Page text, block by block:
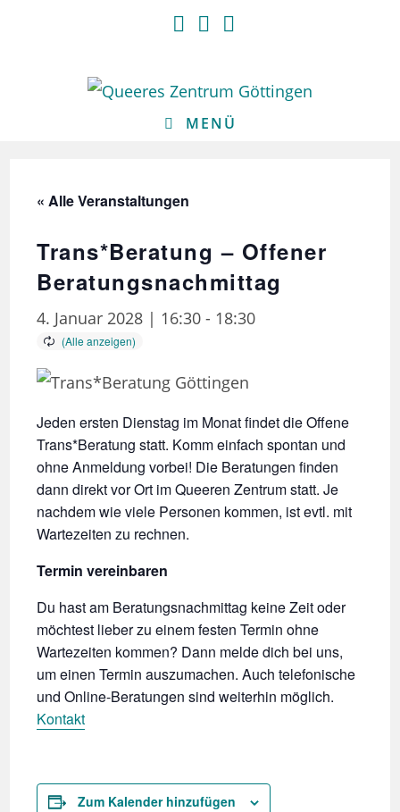
MENÜ
« Alle Veranstaltungen
Trans*Beratung – Offener
Beratungsnachmittag
4. Januar 2028 | 16:30 - 18:30
Jeden ersten Dienstag im Monat findet die Offene
Trans*Beratung statt. Komm einfach spontan und
ohne Anmeldung vorbei! Die Beratungen finden
dann direkt vor Ort im Queeren Zentrum statt. Je
nachdem wie viele Personen kommen, ist evtl. mit
Wartezeiten zu rechnen.
Termin vereinbaren
Du hast am Beratungsnachmittag keine Zeit oder
möchtest lieber zu einem festen Termin ohne
Wartezeiten kommen? Dann melde dich bei uns,
um einen Termin auszumachen. Auch telefonische
und Online-Beratungen sind weiterhin möglich.
Kontakt
Zum Kalender hinzufügen